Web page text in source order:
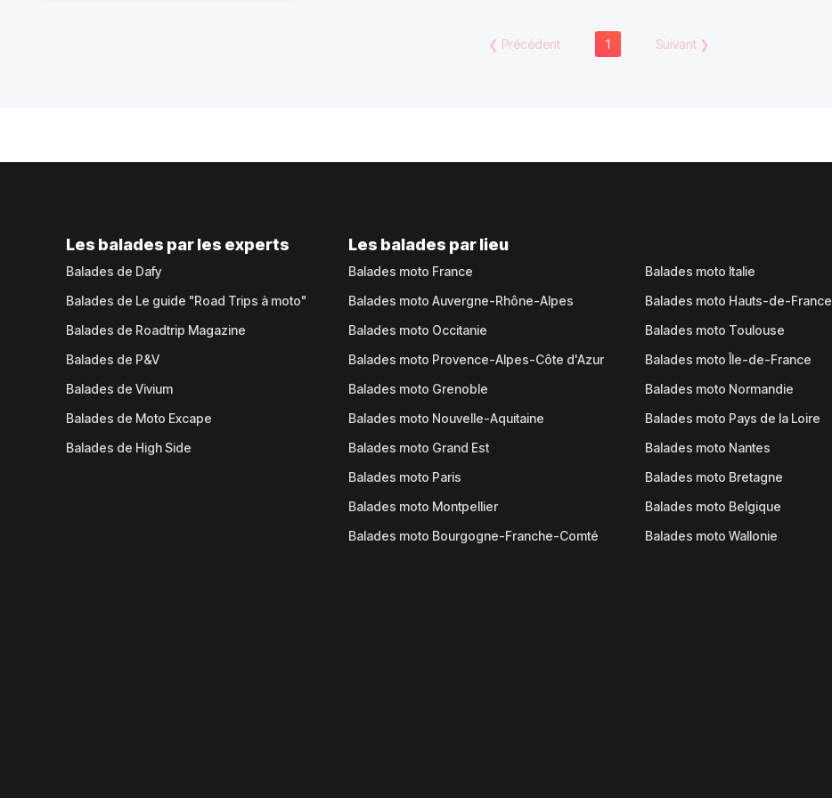
❮ Précédent 1 Suivant❯
Les balades par les experts
Balades de Dafy
Balades de Le guide "Road Trips à moto"
Balades de Roadtrip Magazine
Balades de P&V
Balades de Vivium
Balades de Moto Excape
Balades de High Side
Les balades par lieu
Balades moto France
Balades moto Auvergne-Rhône-Alpes
Balades moto Occitanie
Balades moto Provence-Alpes-Côte d'Azur
Balades moto Grenoble
Balades moto Nouvelle-Aquitaine
Balades moto Grand Est
Balades moto Paris
Balades moto Montpellier
Balades moto Bourgogne-Franche-Comté
Balades moto Italie
Balades moto Hauts-de-France
Balades moto Toulouse
Balades moto Île-de-France
Balades moto Normandie
Balades moto Pays de la Loire
Balades moto Nantes
Balades moto Bretagne
Balades moto Belgique
Balades moto Wallonie